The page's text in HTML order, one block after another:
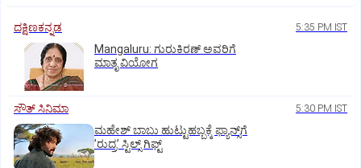
ದಕ್ಷಿಣಕನ್ನಡ 5:35 PM IST
Mangaluru: ಗುರುಕಿರಣ್ ಅವರಿಗೆ
ಮಾತೃ ವಿಯೋಗ
ಸೌತ್‌ ಸಿನಿಮಾ 5:30 PM IST
ಮಹೇಶ್‌ ಬಾಬು ಹುಟ್ಟುಹಬ್ಬಕ್ಕೆ ಫ್ಯಾನ್ಸ್‌ಗೆ
ʼರುದ್ರʼ ಸ್ಟಿಲ್ಸ್‌ ಗಿಫ್ಟ್